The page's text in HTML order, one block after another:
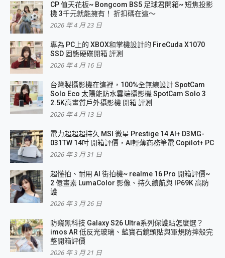
CP 值天花板~ Bongcom BS5 足球君開箱~ 短焦投影
機 3千元就能擁有！ 折扣碼在這～
2026 年 4 月 23 日
專為 PC上的 XBOX和掌機設計的 FireCuda X1070
SSD 固態硬碟開箱 評測
2026 年 4 月 16 日
台灣製攝影機在這裡，100%全無線設計 SpotCam
Solo Eco 太陽能防水雲端攝影機 SpotCam Solo 3
2.5K高畫質戶外攝影機 開箱 評測
2026 年 4 月 13 日
電力超超超持久 MSI 微星 Prestige 14 AI+ D3MG-
031TW 14吋 開箱評價，AI輕薄商務筆電 Copilot+ PC
2026 年 3 月 31 日
超懂拍、耐用 AI 街拍機~ realme 16 Pro 開箱評價~
2 億畫素 LumaColor 影像、持久續航與 IP69K 高防
護
2026 年 3 月 26 日
防窺黑科技 Galaxy S26 Ultra系列保護貼怎麼選？
imos AR 低反光玻璃、藍寶石鏡頭貼與軍規防摔殼完
整開箱評價
2026 年 3 月 21 日